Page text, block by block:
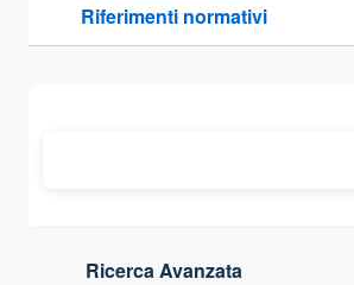
Riferimenti normativi
Sezione compressa
Ricerca Avanzata